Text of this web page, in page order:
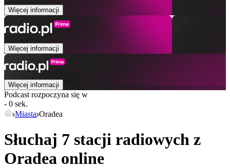
Więcej informacji
Więcej informacji
Więcej informacji
Podcast rozpoczyna się w
- 0 sek.
Miasta Oradea
Słuchaj 7 stacji radiowych z
Oradea online